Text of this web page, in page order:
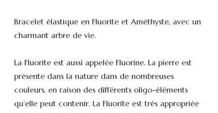
Bracelet élastique en Fluorite et Améthyste, avec un
charmant arbre de vie.
La Fluorite est aussi appelée Fluorine. La pierre est
présente dans la nature dans de nombreuses
couleurs, en raison des différents oligo-éléments
qu’elle peut contenir. La Fluorite est très appropriée